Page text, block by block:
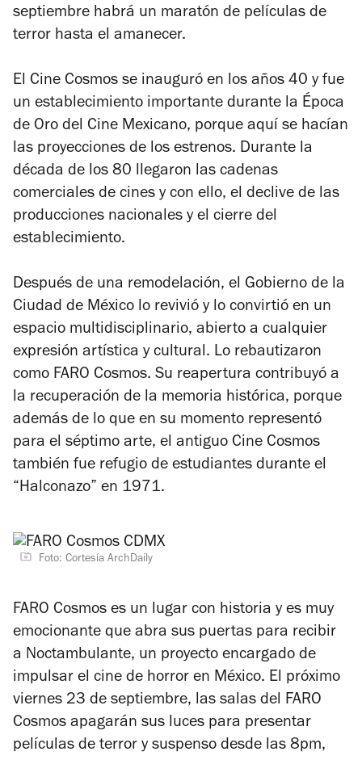
septiembre habrá un maratón de películas de
terror hasta el amanecer.
El Cine Cosmos se inauguró en los años 40 y fue
un establecimiento importante durante la Época
de Oro del Cine Mexicano, porque aquí se hacían
las proyecciones de los estrenos. Durante la
década de los 80 llegaron las cadenas
comerciales de cines y con ello, el declive de las
producciones nacionales y el cierre del
establecimiento.
Después de una remodelación, el Gobierno de la
Ciudad de México lo revivió y lo convirtió en un
espacio multidisciplinario, abierto a cualquier
expresión artística y cultural. Lo rebautizaron
como FARO Cosmos. Su reapertura contribuyó a
la recuperación de la memoria histórica, porque
además de lo que en su momento representó
para el séptimo arte, el antiguo Cine Cosmos
también fue refugio de estudiantes durante el
“Halconazo” en 1971.
Foto: Cortesía ArchDaily
FARO Cosmos es un lugar con historia y es muy
emocionante que abra sus puertas para recibir
a Noctambulante, un proyecto encargado de
impulsar el cine de horror en México. El próximo
viernes 23 de septiembre, las salas del FARO
Cosmos apagarán sus luces para presentar
películas de terror y suspenso desde las 8pm,